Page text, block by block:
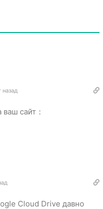
назад
сайт：
Cloud Drive давно